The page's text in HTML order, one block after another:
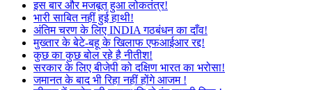
इस बार और मजबूत हुआ लोकतंत्र!
भारी साबित नहीं हुई हाथी!
अंतिम चरण के लिए INDIA गठबंधन का दाँव!
मुख्तार के बेटे-बहू के खिलाफ एफआईआर रद्द!
कुछ का कुछ बोल रहे है नीतीश!
सरकार के लिए बीजेपी को दक्षिण भारत का भरोसा!
जमानत के बाद भी रिहा नहीं होंगे आजम !